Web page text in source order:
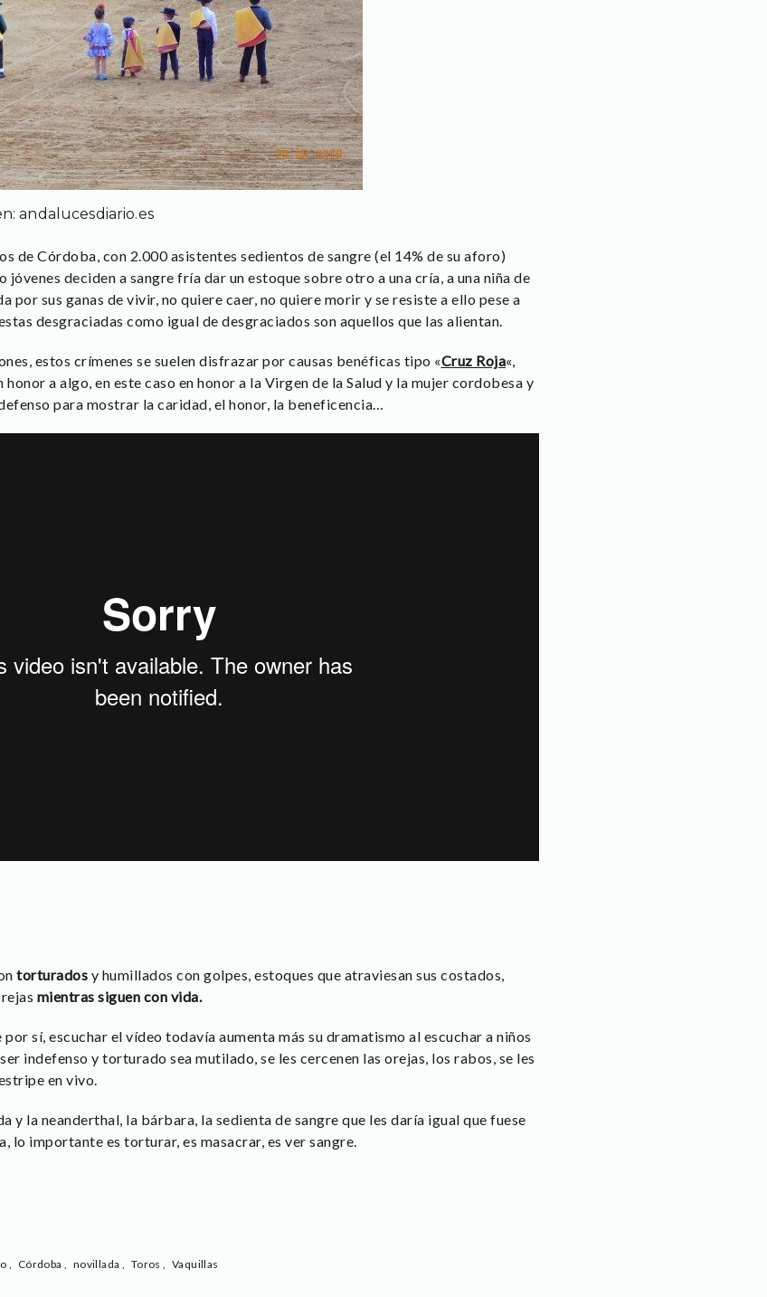
andalucesdiario.es
de Córdoba, con 2.000 asistentes sedientos de sangre (el 14% de su aforo)
jóvenes deciden a sangre fría dar un estoque sobre otro a una cría, a una niña de
por sus ganas de vivir, no quiere caer, no quiere morir y se resiste a ello pese a
desgraciadas como igual de desgraciados son aquellos que las alientan.
estos crímenes se suelen disfrazar por causas benéficas tipo «Cruz Roja«,
honor a algo, en este caso en honor a la Virgen de la Salud y la mujer cordobesa y
para mostrar la caridad, el honor, la beneficencia…
torturados y humillados con golpes, estoques que atraviesan sus costados,
mientras siguen con vida.
sí, escuchar el vídeo todavía aumenta más su dramatismo al escuchar a niños
indefenso y torturado sea mutilado, se les cercenen las orejas, los rabos, se les
en vivo.
y la neanderthal, la bárbara, la sedienta de sangre que les daría igual que fuese
lo importante es torturar, es masacrar, es ver sangre.
, Córdoba, novillada , Toros, Vaquillas